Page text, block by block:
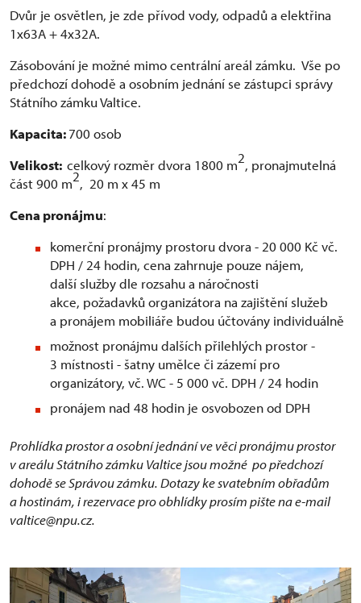
Dvůr je osvětlen, je zde přívod vody, odpadů a elektřina
1x63A + 4x32A.
Zásobování je možné mimo centrální areál zámku. Vše po
předchozí dohodě a osobním jednání se zástupci správy
Státního zámku Valtice.
Kapacita:700 osob
Velikost: celkový rozměr dvora 1800 m2, pronajmutelná
část 900 m2, 20 m x 45 m
Cena pronájmu:
komerční pronájmy prostoru dvora - 20 000 Kč vč.
DPH / 24 hodin, cena zahrnuje pouze nájem,
další služby dle rozsahu a náročnosti
akce, požadavků organizátora na zajištění služeb
a pronájem mobiliáře budou účtovány individuálně
možnost pronájmu dalších přilehlých prostor -
3 místnosti - šatny umělce či zázemí pro
organizátory, vč. WC - 5 000 vč. DPH / 24 hodin
pronájem nad 48 hodin je osvobozen od DPH
Prohlídka prostor a osobní jednání ve věci pronájmu prostor
v areálu Státního zámku Valtice jsou možné po předchozí
dohodě se Správou zámku. Dotazy ke svatebním obřadům
a hostinám, i rezervace pro obhlídky prosím pište na e-mail
valtice@npu.cz.